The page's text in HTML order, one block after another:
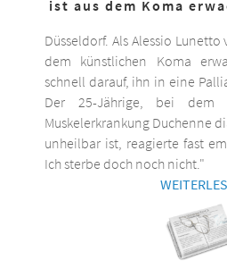
ist aus dem Koma
Düsseldorf. Als Alessio
dem künstlichen Koma
schnell darauf, ihn in eine
Der 25-Jährige, bei
Muskelerkrankung Duchenne
unheilbar ist, reagierte fast
Ich sterbe doch noch nicht."